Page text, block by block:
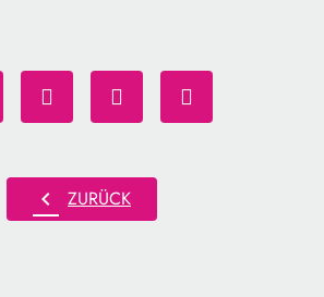
chevron_left ZURÜCK